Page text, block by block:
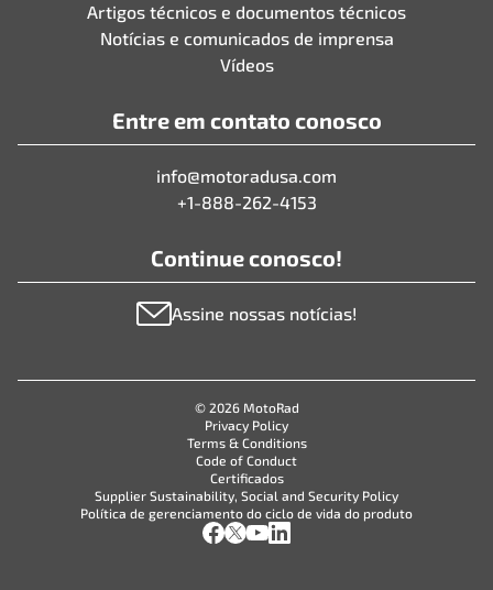
Artigos técnicos e documentos técnicos
Notícias e comunicados de imprensa
Vídeos
Entre em contato conosco
info@motoradusa.com
+1-888-262-4153
Continue conosco!
Assine nossas notícias!
© 2026 MotoRad
Privacy Policy
Terms & Conditions
Code of Conduct
Certificados
Supplier Sustainability, Social and Security Policy
Política de gerenciamento do ciclo de vida do produto